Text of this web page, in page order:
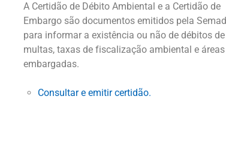
A Certidão de Débito Ambiental e a Certidão de
Embargo são documentos emitidos pela Semad
para informar a existência ou não de débitos de
multas, taxas de fiscalização ambiental e áreas
embargadas.
Consultar e emitir certidão.